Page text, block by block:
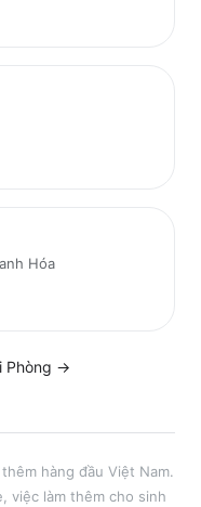
Hóa
Phòng →
hàng đầu Việt Nam.
việc làm thêm cho sinh